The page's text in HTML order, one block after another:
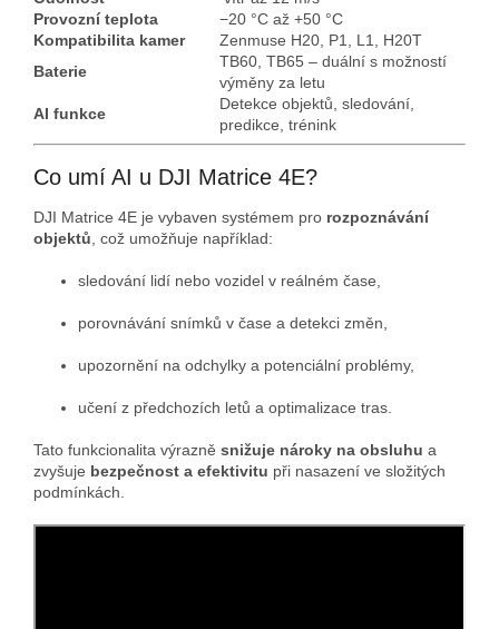
Provozní teplota
−20 °C až +50 °C
Kompatibilita kamer
Zenmuse H20, P1, L1, H20T
Baterie
TB60, TB65 – duální s možností
výměny za letu
AI funkce
Detekce objektů, sledování,
predikce, trénink
Co umí AI u DJI Matrice 4E?
DJI Matrice 4E je vybaven systémem pro rozpoznávání
objektů, což umožňuje například:
sledování lidí nebo vozidel v reálném čase,
porovnávání snímků v čase a detekci změn,
upozornění na odchylky a potenciální problémy,
učení z předchozích letů a optimalizace tras.
Tato funkcionalita výrazně snižuje nároky na obsluhu a
zvyšuje bezpečnost a efektivitu při nasazení ve složitých
podmínkách.